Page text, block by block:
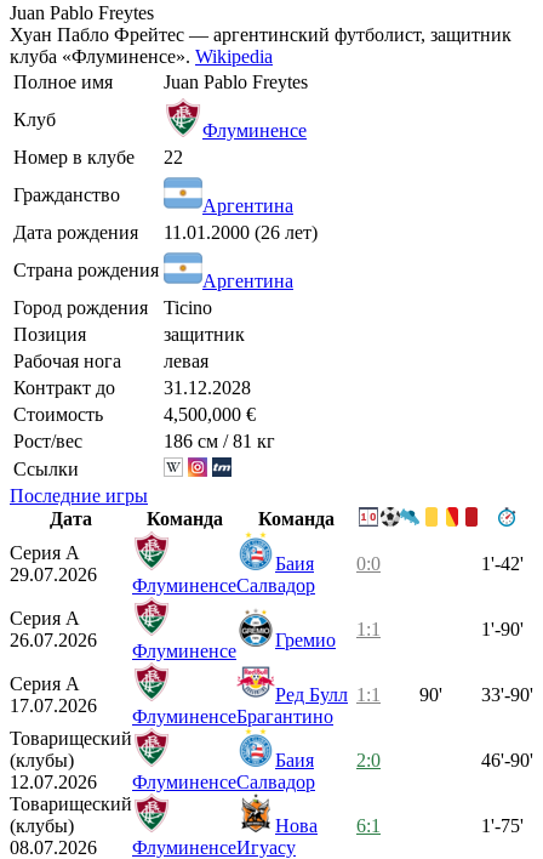
Juan Pablo Freytes
Хуан Пабло Фрейтес — аргентинский футболист, защитник
клуба «Флуминенсе». Wikipedia
Полное имя
Juan Pablo Freytes
Клуб
Флуминенсе
Номер в клубе
22
Гражданство
Аргентина
Дата рождения
11.01.2000 (26 лет)
Страна рождения
Аргентина
Город рождения
Ticino
Позиция
защитник
Рабочая нога
левая
Контракт до
31.12.2028
Стоимость
4,500,000 €
Рост/вес
186 см / 81 кг
Ссылки
Последние игры
Дата
Команда
Команда
Серия А
29.07.2026
Флуминенсе
Баия
Салвадор
0:0 1'-42'
Серия А
26.07.2026
Флуминенсе
Гремио
1:1 1'-90'
Серия А
17.07.2026
Флуминенсе
Ред Булл
Брагантино
1:1 90' 33'-90'
Товарищеский
(клубы)
12.07.2026
Флуминенсе
Баия
Салвадор
2:0 46'-90'
Товарищеский
(клубы)
08.07.2026
Флуминенсе
Нова
Игуасу
6:1 1'-75'